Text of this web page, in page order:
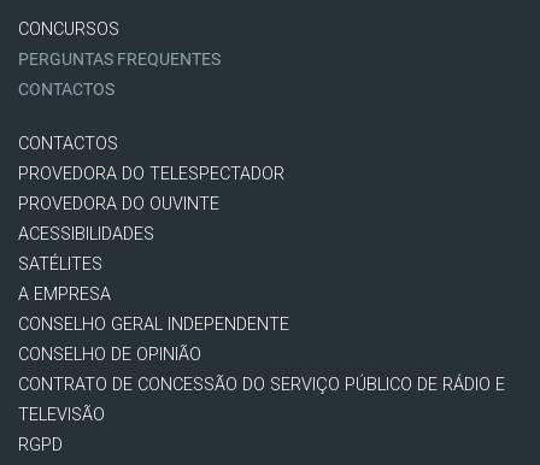
CONCURSOS
PERGUNTAS FREQUENTES
CONTACTOS
CONTACTOS
PROVEDORA DO TELESPECTADOR
PROVEDORA DO OUVINTE
ACESSIBILIDADES
SATÉLITES
A EMPRESA
CONSELHO GERAL INDEPENDENTE
CONSELHO DE OPINIÃO
CONTRATO DE CONCESSÃO DO SERVIÇO PÚBLICO DE RÁDIO E
TELEVISÃO
RGPD